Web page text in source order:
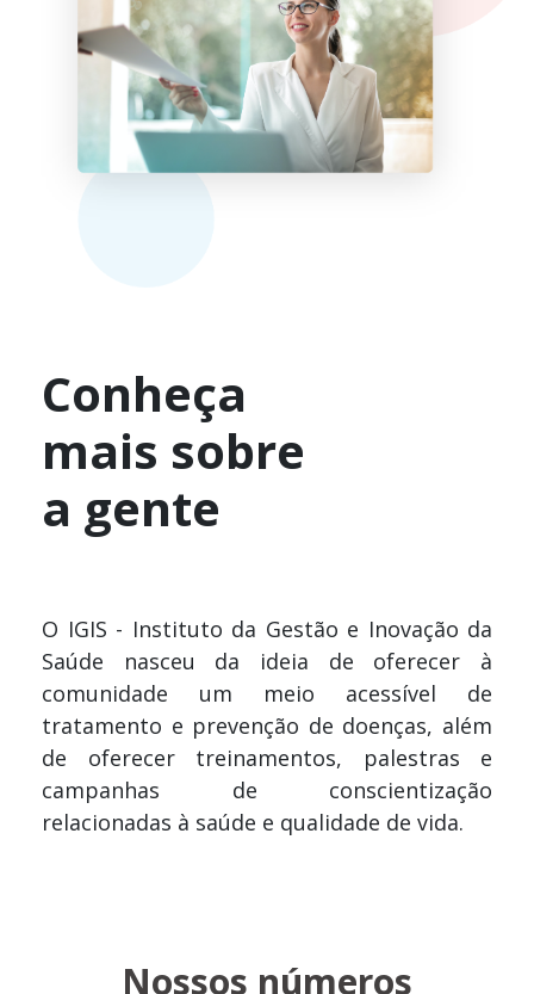
Conheça
mais sobre
a gente
O IGIS - Instituto da Gestão e Inovação da
Saúde nasceu da ideia de oferecer à
comunidade um meio acessível de
tratamento e prevenção de doenças, além
de oferecer treinamentos, palestras e
campanhas de conscientização
relacionadas à saúde e qualidade de vida.
Nossos números